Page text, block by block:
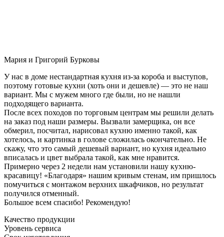
Мария и Григорий Бурковы
У нас в доме нестандартная кухня из-за короба и выступов,
поэтому готовые кухни (хоть они и дешевле) — это не наш
вариант. Мы с мужем много где были, но не нашли
подходящего варианта.
После всех походов по торговым центрам мы решили делать
на заказ под наши размеры. Вызвали замерщика, он все
обмерил, посчитал, нарисовал кухню именно такой, как
хотелось, и картинка в голове сложилась окончательно. Не
скажу, что это самый дешевый вариант, но кухня идеально
вписалась и цвет выбрала такой, как мне нравится.
Примерно через 2 недели нам установили нашу кухню-
красавицу! «Благодаря» нашим кривым стенам, им пришлось
помучиться с монтажом верхних шкафчиков, но результат
получился отменный.
Большое всем спасибо! Рекомендую!
Качество продукции
Уровень сервиса